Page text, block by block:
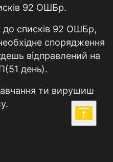
92 ОШБр.
до списків 92 ОШБр,
спорядження
відправлений на
день).
ти вирушиш